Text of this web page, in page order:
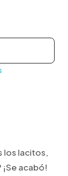
los lacitos,
acabó!